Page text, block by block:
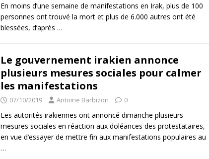
En moins d’une semaine de manifestations en Irak, plus de 100
personnes ont trouvé la mort et plus de 6.000 autres ont été
blessées, d’après …
Le gouvernement irakien annonce
plusieurs mesures sociales pour calmer
les manifestations
07/10/2019 Antoine Barbizon 0
Les autorités irakiennes ont annoncé dimanche plusieurs
mesures sociales en réaction aux doléances des protestataires,
en vue d’essayer de mettre fin aux manifestations populaires au
…